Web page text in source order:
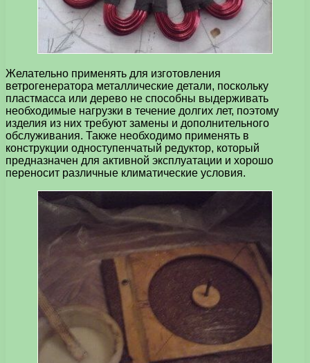
Желательно применять для изготовления
ветрогенератора металлические детали, поскольку
пластмасса или дерево не способны выдерживать
необходимые нагрузки в течение долгих лет, поэтому
изделия из них требуют замены и дополнительного
обслуживания. Также необходимо применять в
конструкции одноступенчатый редуктор, который
предназначен для активной эксплуатации и хорошо
переносит различные климатические условия.